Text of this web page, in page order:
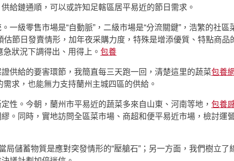
給鏈通順，可以或許知足轄區居平易近的節日需求。
一級零售市場是“自動脈”，二級市場是“分流關鍵”，浩繁的社
估節日發賣情形，加年夜采購力度，特殊是增添優質、特點商
狀況下調得出、用得上。 包養
供給的要害環節，我簡直每三天跑一回，清楚這里的蔬菜包養
求，也能無力支持蘭州主城四區的供給。
性。今朝，蘭州市平易近的蔬菜多來自山東、河南等地， 包養
。同時，實地訪問全區菜市場、商超和便平易近市場，檢討運
局儲蓄物質是應對突發情形的“壓艙石”；另一方面，我們樹立